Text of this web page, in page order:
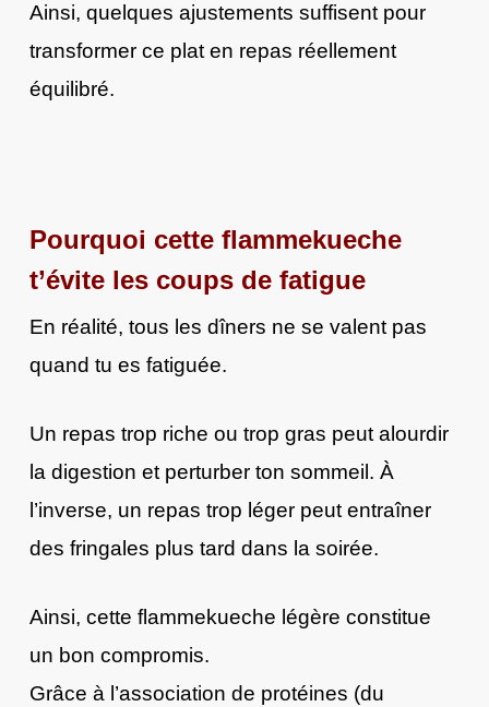
Ainsi, quelques ajustements suffisent pour
transformer ce plat en repas réellement
équilibré.
Pourquoi cette flammekueche
t’évite les coups de fatigue
En réalité, tous les dîners ne se valent pas
quand tu es fatiguée.
Un repas trop riche ou trop gras peut alourdir
la digestion et perturber ton sommeil. À
l’inverse, un repas trop léger peut entraîner
des fringales plus tard dans la soirée.
Ainsi, cette flammekueche légère constitue
un bon compromis.
Grâce à l’association de protéines (du